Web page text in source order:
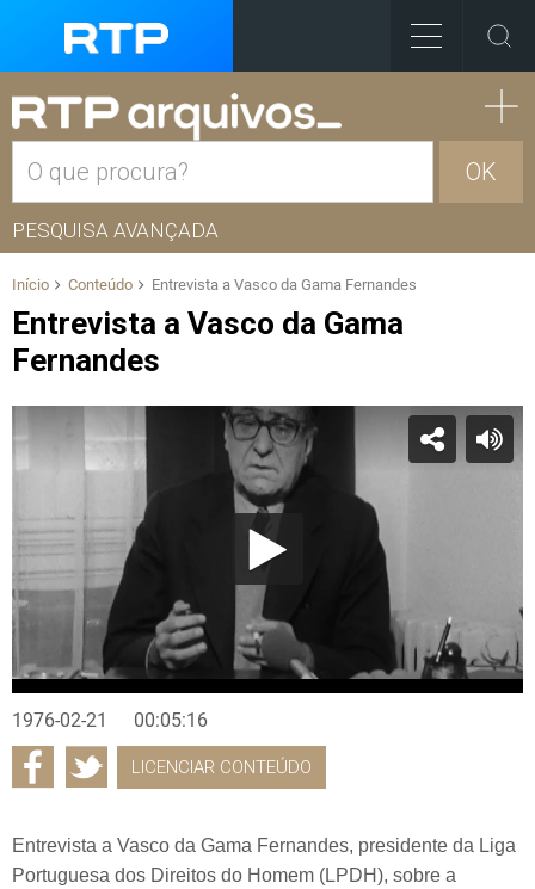
OK
PESQUISA AVANÇADA
Início Conteúdo Entrevista a Vasco da Gama Fernandes
Entrevista a Vasco da Gama
Fernandes
1976-02-21 00:05:16
LICENCIAR CONTEÚDO
Entrevista a Vasco da Gama Fernandes, presidente da Liga
Portuguesa dos Direitos do Homem (LPDH), sobre a